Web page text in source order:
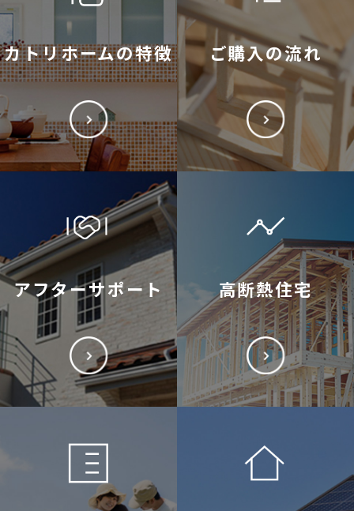
カトリホームの特徴 ご購入の流れ
アフターサポート 高断熱住宅